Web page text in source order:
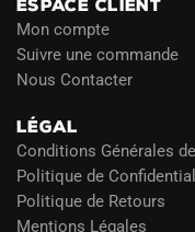
ESPACE CLIENT
Mon compte
Suivre une commande
Nous Contacter
LÉGAL
Conditions Générales
Politique de
Politique de Retours
Mentions Légales